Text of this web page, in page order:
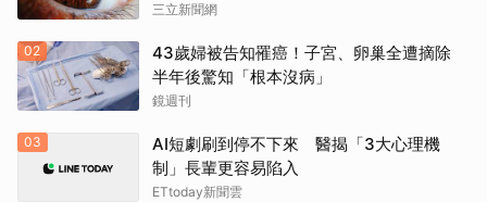
三立新聞網
02
43歲婦被告知罹癌！子宮、卵巢全遭摘除
半年後驚知「根本沒病」
鏡週刊
03
AI短劇刷到停不下來 醫揭「3大心理機
制」長輩更容易陷入
ETtoday新聞雲